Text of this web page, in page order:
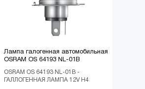
Лампа галогенная автомобильная
OSRAM OS 64193 NL-01B
OSRAM OS 64193 NL-01B -
ГАЛЛОГЕННАЯ ЛАМПА 12V H4